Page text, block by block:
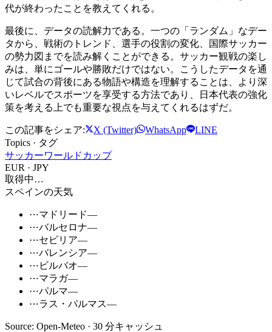
代が終わったことを教えてくれる。
最後に、データの読解力である。一つの「ランダム」なデー
タから、戦術のトレンド、選手の役割の変化、国際サッカー
の勢力図までを読み解くことができる。サッカー観戦の楽し
みは、単にゴールや勝敗だけではない。こうしたデータを通
じて試合の背後にある物語や構造を理解することは、より深
いレベルでスポーツを享受する方法であり、日本代表の強化
策を考える上でも重要な視点を与えてくれるはずだ。
この記事をシェア: X (Twitter) WhatsApp
LINE
Topics · タグ
サッカーワールドカップ
EUR · JPY
取得中…
スペインの天気
⋯マドリード—
⋯バルセロナ—
⋯セビリア—
⋯バレンシア—
⋯ ビルバオ—
⋯マラガ—
⋯パルマ—
⋯ラス・パルマス—
Source: Open-Meteo · 30 分キャッシュ